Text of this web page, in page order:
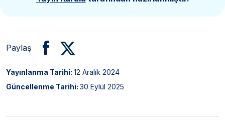
Paylaş
Yayınlanma Tarihi: 12 Aralık 2024
Güncellenme Tarihi: 30 Eylül 2025